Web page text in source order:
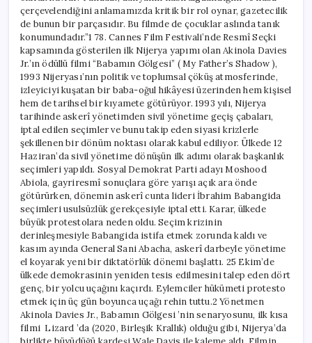
çerçevelendiğini anlamamızda kritik bir rol oynar, gazetecilik
de bunun bir parçasıdır. Bu filmde de çocuklar aslında tanık
konumundadır.”1 78. Cannes Film Festivali’nde Resmî Seçki
kapsamında gösterilen ilk Nijerya yapımı olan Akinola Davies
Jr.’ın ödüllü filmi “Babamın Gölgesi” ( My Father’s Shadow ),
1993 Nijeryası’nın politik ve toplumsal çöküş atmosferinde,
izleyiciyi kuşatan bir baba-oğul hikâyesi üzerinden hem kişisel
hem de tarihsel bir kıyamete götürüyor. 1993 yılı, Nijerya
tarihinde askerî yönetimden sivil yönetime geçiş çabaları,
iptal edilen seçimler ve bunu takip eden siyasi krizlerle
şekillenen bir dönüm noktası olarak kabul ediliyor. Ülkede 12
Haziran’da sivil yönetime dönüşün ilk adımı olarak başkanlık
seçimleri yapıldı. Sosyal Demokrat Parti adayı Moshood
Abiola, gayriresmî sonuçlara göre yarışı açık ara önde
götürürken, dönemin askerî cunta lideri İbrahim Babangida
seçimleri usulsüzlük gerekçesiyle iptal etti. Karar, ülkede
büyük protestolara neden oldu. Seçim krizinin
derinleşmesiyle Babangida istifa etmek zorunda kaldı ve
kasım ayında General Sani Abacha, askerî darbeyle yönetime
el koyarak yeni bir diktatörlük dönemi başlattı. 25 Ekim’de
ülkede demokrasinin yeniden tesis edilmesini talep eden dört
genç, bir yolcu uçağını kaçırdı. Eylemciler hükümeti protesto
etmek için üç gün boyunca uçağı rehin tuttu.2 Yönetmen
Akinola Davies Jr., Babamın Gölgesi ’nin senaryosunu, ilk kısa
filmi Lizard ’da (2020, Birleşik Krallık) olduğu gibi, Nijerya’da